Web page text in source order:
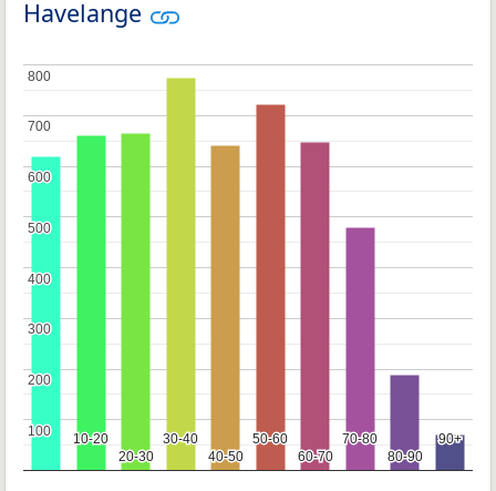
Havelange
10-20
10-20
20-30
20-30
30-40
30-40
40-50
40-50
50-60
50-60
60-70
60-70
70-80
70-80
80-90
80-90
90+
90+
100
100
200
200
300
300
400
400
500
500
600
600
700
700
800
800